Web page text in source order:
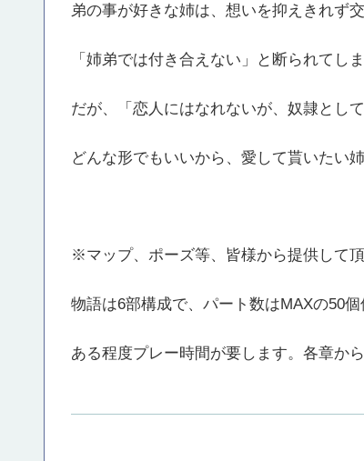
弟の事が好きな姉は、想いを抑えきれず
「姉弟では付き合えない」と断られてしま
だが、「恋人にはなれないが、奴隷とし
どんな形でもいいから、愛して貰いたい
※マップ、ポーズ等、皆様から提供して
物語は6部構成で、パート数はMAXの50個
ある程度プレー時間が要します。各章か